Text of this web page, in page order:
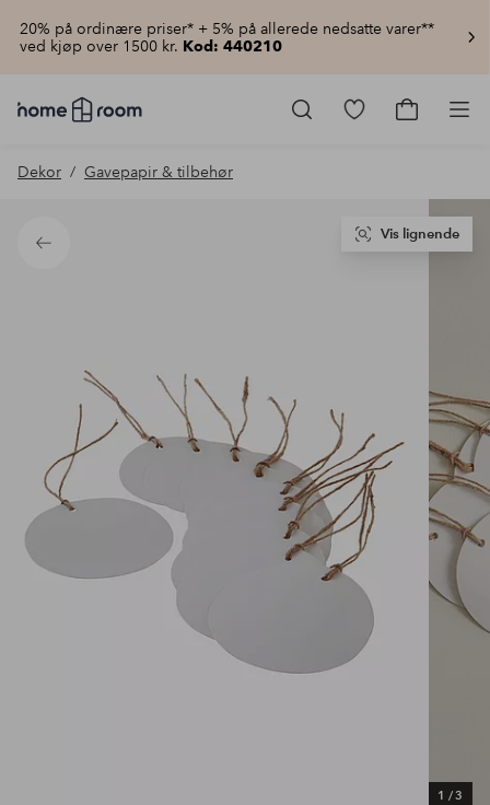
20% på ordinære priser* + 5% på allerede nedsatte varer**
ved kjøp over 1500 kr. Kod: 440210
Homeroom
–
hjemmet
pris
Gå
Gå
Dekor Gavepapir & tilbehør
Tilbake
1 /3
Vis lignende